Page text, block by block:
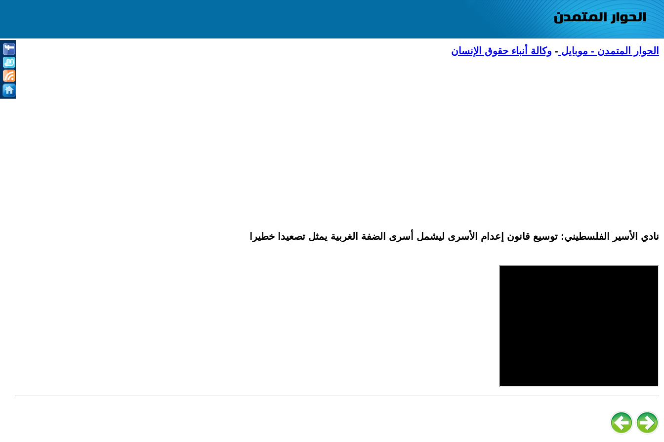
الحوار المتمدن - موبايل - وكالة أنباء حقوق الإنسان
نادي الأسير الفلسطيني: توسيع قانون إعدام الأسرى ليشمل أسرى الضفة الغربية يمثل تصعيدا خطيرا